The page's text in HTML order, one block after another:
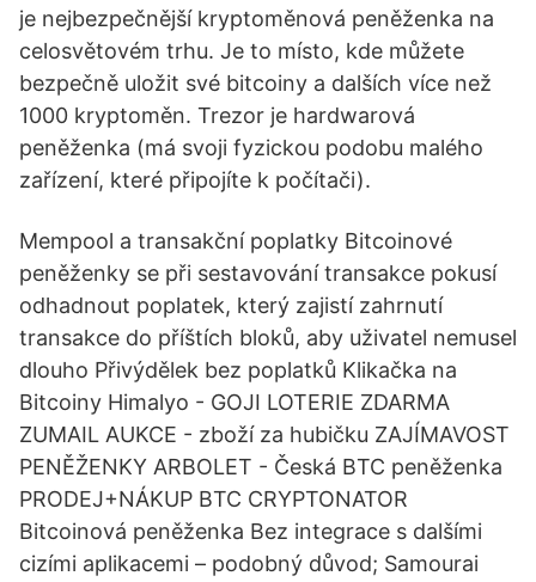
je nejbezpečnější kryptoměnová peněženka na
celosvětovém trhu. Je to místo, kde můžete
bezpečně uložit své bitcoiny a dalších více než
1000 kryptoměn. Trezor je hardwarová
peněženka (má svoji fyzickou podobu malého
zařízení, které připojíte k počítači).
Mempool a transakční poplatky Bitcoinové
peněženky se při sestavování transakce pokusí
odhadnout poplatek, který zajistí zahrnutí
transakce do příštích bloků, aby uživatel nemusel
dlouho Přivýdělek bez poplatků Klikačka na
Bitcoiny Himalyo - GOJI LOTERIE ZDARMA
ZUMAIL AUKCE - zboží za hubičku ZAJÍMAVOST
PENĚŽENKY ARBOLET - Česká BTC peněženka
PRODEJ+NÁKUP BTC CRYPTONATOR
Bitcoinová peněženka Bez integrace s dalšími
cizími aplikacemi – podobný důvod; Samourai